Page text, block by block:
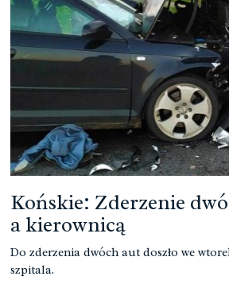
Końskie: Zderzenie
a kierownicą
Do zderzenia dwóch aut doszło we
szpitala.